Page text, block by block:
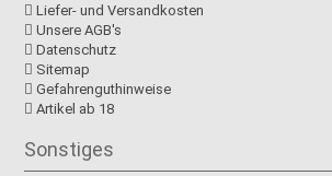
Liefer- und Versandkosten
Unsere AGB's
Datenschutz
Sitemap
Gefahrenguthinweise
Artikel ab 18
Sonstiges